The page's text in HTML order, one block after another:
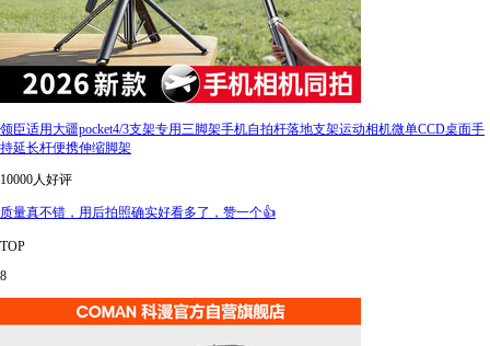
领臣适用大疆pocket4/3支架专用三脚架手机自拍杆落地支架运动相机微单CCD桌面手
持延长杆便携伸缩脚架
10000人好评
质量真不错，用后拍照确实好看多了，赞一个👍
TOP
8